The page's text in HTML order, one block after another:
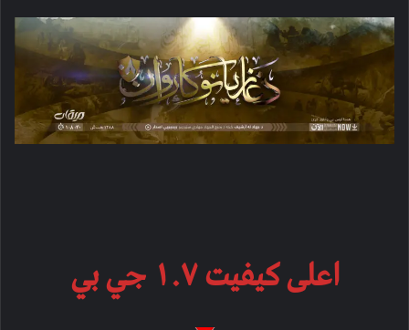
اعلی کیفیت ۱.۷ جي بي